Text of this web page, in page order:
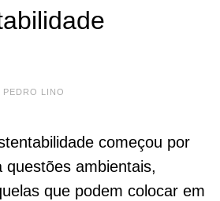
PEDRO LINO
começou por
questões ambientais,
que podem colocar em